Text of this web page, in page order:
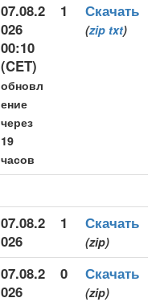
07.08.2
026
00:10
(CET)
обновл
ение
через
19
часов
1 Скачать
(zip txt)
07.08.2
026
1 Скачать
(zip)
07.08.2
026
0 Скачать
(zip)